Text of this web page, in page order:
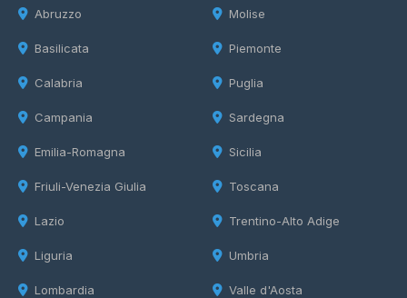
Abruzzo
Basilicata
Calabria
Campania
Emilia-Romagna
Friuli-Venezia Giulia
Lazio
Liguria
Lombardia
Molise
Piemonte
Puglia
Sardegna
Sicilia
Toscana
Trentino-Alto Adige
Umbria
Valle d'Aosta